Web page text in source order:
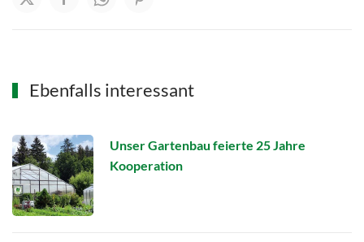
Ebenfalls interessant
Unser Gartenbau feierte 25 Jahre
Kooperation